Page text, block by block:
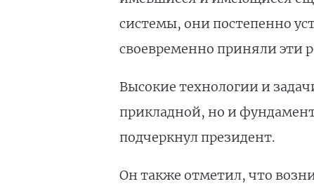
системы, они постепенно
своевременно приняли
Высокие технологии и
прикладной, но и
подчеркнул президент.
Он также отметил, что